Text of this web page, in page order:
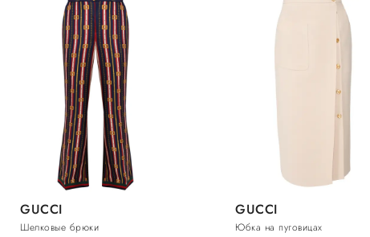
GUCCI
Шелковые брюки
GUCCI
Юбка на пуговицах